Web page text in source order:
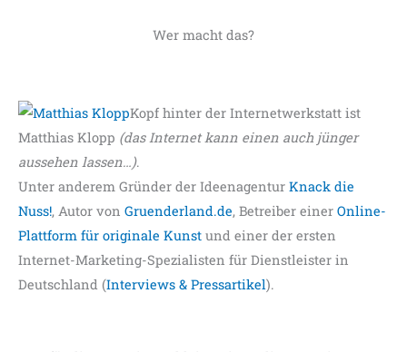
Wer macht das?
Kopf hinter der Internetwerkstatt ist
Matthias Klopp (das Internet kann einen auch jünger
aussehen lassen…).
Unter anderem Gründer der Ideenagentur Knack die
Nuss!, Autor von Gruenderland.de, Betreiber einer Online-
Plattform für originale Kunst und einer der ersten
Internet-Marketing-Spezialisten für Dienstleister in
Deutschland (Interviews & Pressartikel).